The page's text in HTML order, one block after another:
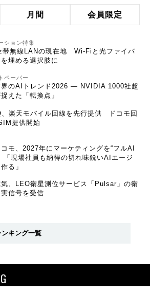
月間 会員限定
ション特集
帯無線LANの現在地 Wi-Fiと光ファイバ
埋める選択肢に
ペーパー
界のAIトレンド2026 ― NVIDIA 1000社超
えた「転換点」
、楽天モバイル回線を先行提供 ドコモ回
提供開始
モ、2027年にマーケティングを“フルAI
現場社員も納得の切れ味鋭いAIエージ
る」
、LEO衛星測位サービス「Pulsar」の衛
信号を受信
キング一覧